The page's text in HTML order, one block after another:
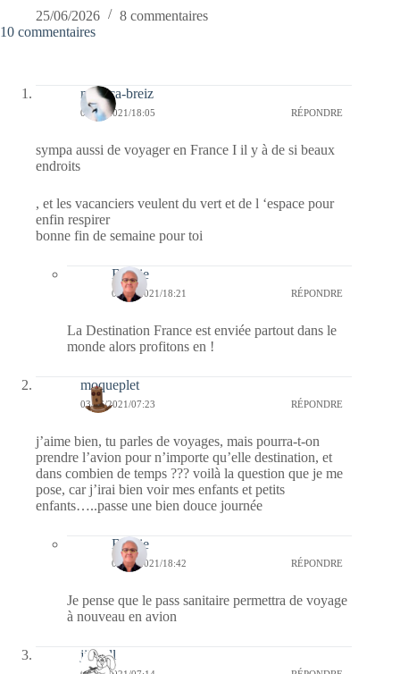
25/06/2026
8 commentaires
10 commentaires
monica-breiz
04/06/2021/18:05 RÉPONDRE
sympa aussi de voyager en France I il y à de si beaux
endroits
, et les vacanciers veulent du vert et de l ‘espace pour
enfin respirer
bonne fin de semaine pour toi
Bernie
04/06/2021/18:21 RÉPONDRE
La Destination France est enviée partout dans le
monde alors profitons en !
moqueplet
03/06/2021/07:23 RÉPONDRE
j’aime bien, tu parles de voyages, mais pourra-t-on
prendre l’avion pour n’importe qu’elle destination, et
dans combien de temps ??? voilà la question que je me
pose, car j’irai bien voir mes enfants et petits
enfants…..passe une bien douce journée
Bernie
03/06/2021/18:42 RÉPONDRE
Je pense que le pass sanitaire permettra de voyage
à nouveau en avion
jill bill